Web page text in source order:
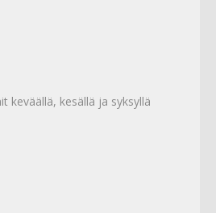
keväällä, kesällä ja syksyllä